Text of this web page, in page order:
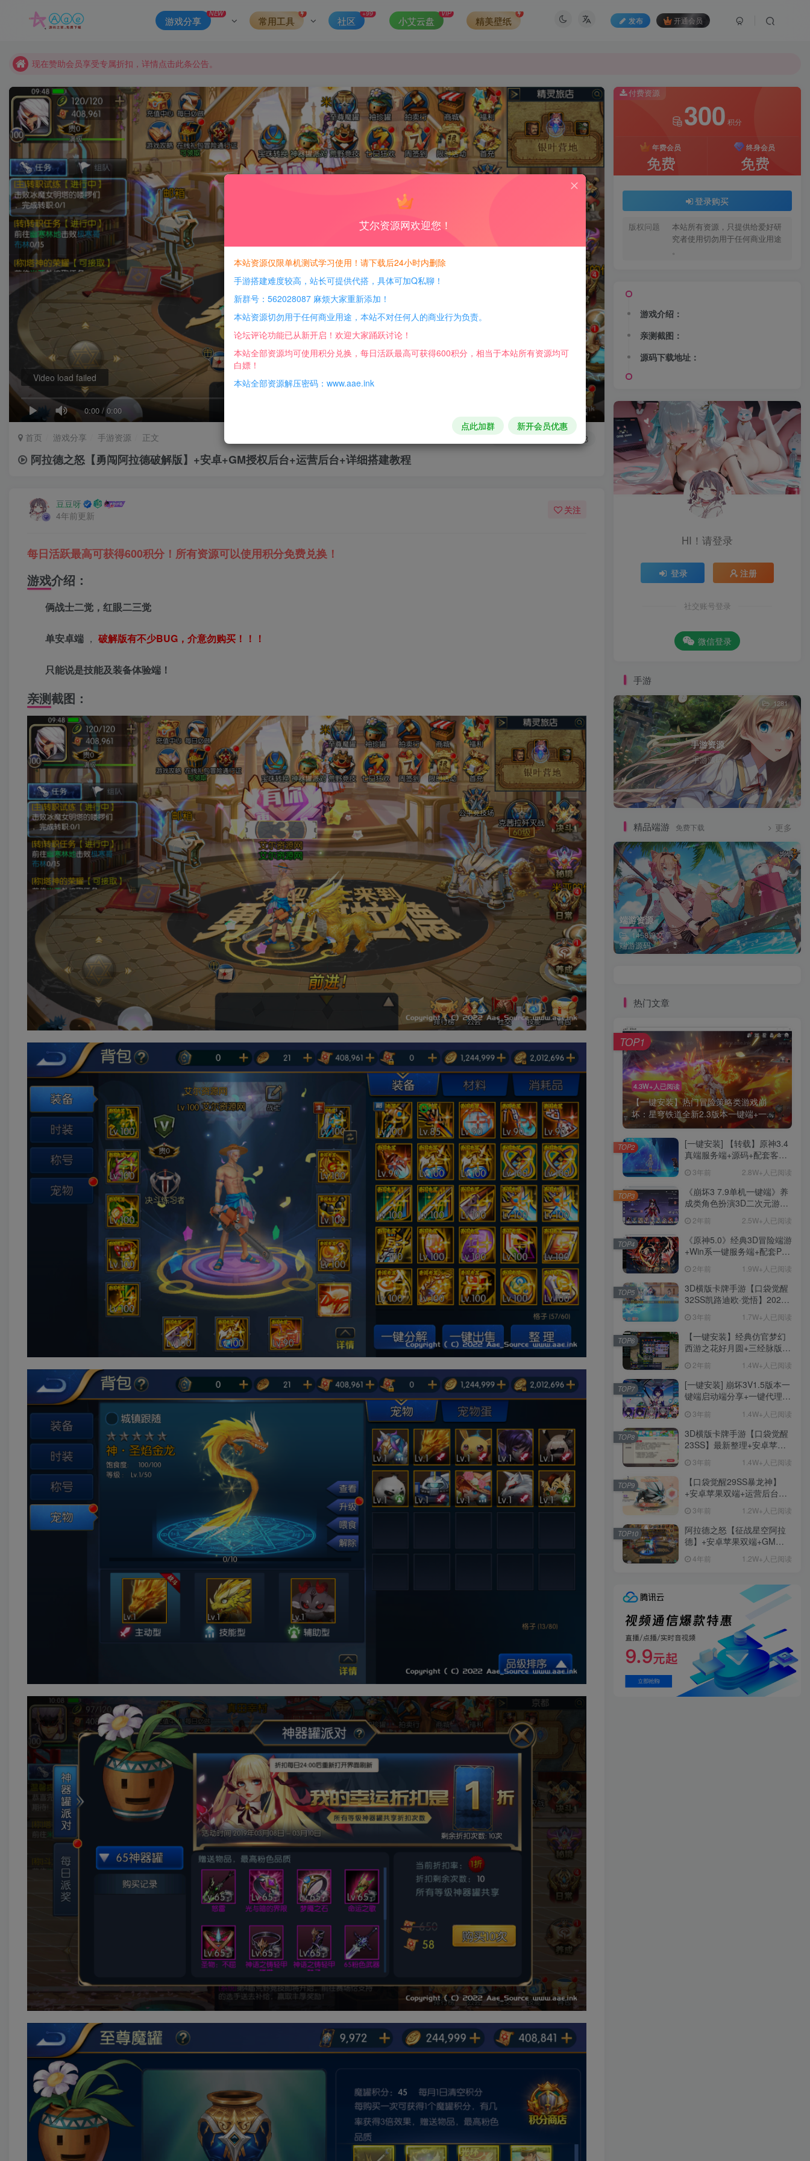
发布 开通会员
游戏分享
NEW
常用工具 社区
+99
小艾云盘
VIP
精美壁纸
本站一律禁止以任何方式发布或转载任何违法的相关信息，访客发现请向站长举报
请勿相信任何评论区广告！以免上当受骗！
本网站的文章部分内容可能来源于网络，仅供大家学习与参考，如有侵权，请联系站长QQ466107887进行删除处理。
0:00 /0:00
Video load failed
首页 游戏分享 手游资源 正文 2926 1298
阿拉德之怒【勇闯阿拉德破解版】+安卓+GM授权后台+运营后台+详细搭建教程
豆豆呀
4年前更新
关注
每日活跃最高可获得600积分！所有资源可以使用积分免费兑换！
游戏介绍：
俩战士二觉，红眼二三觉
单安卓端 ， 破解版有不少BUG，介意勿购买！！！
只能说是技能及装备体验端！
亲测截图：
付费资源
300 积分
年费会员
免费
终身会员
免费
登录购买
版权问题
本站所有资源，只提供给爱好研
究者使用切勿用于任何商业用途
游戏介绍：
亲测截图：
源码下载地址：
HI！请登录
登录 注册
社交账号登录
微信登录
手游
手游资源
手游源码
1281
精品端游 免费下载 更多
端游资源
1458篇文章
端游源码
热门文章
4.3W+人已阅读
【一键安装】热门冒险策略类游戏崩
坏：星穹铁道全新2.3版本一键端+一...
TOP1
[一键安装] 【转载】原神3.4
真端服务端+源码+配套客户
说明文件
3年前 2.8W+人已阅读
TOP2
《崩坏3 7.9单机一键端》养
成类角色扮演3D二次元游
用、无限资源、附带保姆级
安装教程
2年前 2.5W+人已阅读
TOP3
《原神5.0》经典3D冒险端游
+Win系一键服务端+配套PC
池文件
2年前 1.9W+人已阅读
TOP4
3D横版卡牌手游【口袋觉醒
32SS凯路迪欧·觉悟】2023
+支付对接+安卓苹果双端+运
营后台+GM授权后台+代理
后台
3年前 1.7W+人已阅读
TOP5
【一键安装】经典仿官梦幻
西游之花好月圆+三经脉版本
卡+剧情活动+视频搭建及其
他修改资料
2年前 1.4W+人已阅读
TOP6
[一键安装] 崩坏3V1.5版本一
键端启动端分享+一键代理
ID+详细指令+极简一键修改
3年前 1.4W+人已阅读
TOP7
3D横版卡牌手游【口袋觉醒
23SS】最新整理+安卓苹果
细搭建教程
3年前 1.4W+人已阅读
TOP8
【口袋觉醒29SS暴龙神】
+安卓苹果双端+运营后台
端 3年前 1.2W+人已阅读
TOP9
阿拉德之怒【征战星空阿拉
德】+安卓苹果双端+GM授
+详细教程
4年前 1.2W+人已阅读
TOP10
艾尔资源网欢迎您！
本站资源仅限单机测试学习使用！请下载后24小时内删除
手游搭建难度较高，站长可提供代搭，具体可加Q私聊！
新群号：562028087 麻烦大家重新添加！
本站资源切勿用于任何商业用途，本站不对任何人的商业行为负责。
论坛评论功能已从新开启！欢迎大家踊跃讨论！
本站全部资源均可使用积分兑换，每日活跃最高可获得600积分，相当于本站所有资源均可
白嫖！
本站全部资源解压密码：www.aae.ink
点此加群 新开会员优惠